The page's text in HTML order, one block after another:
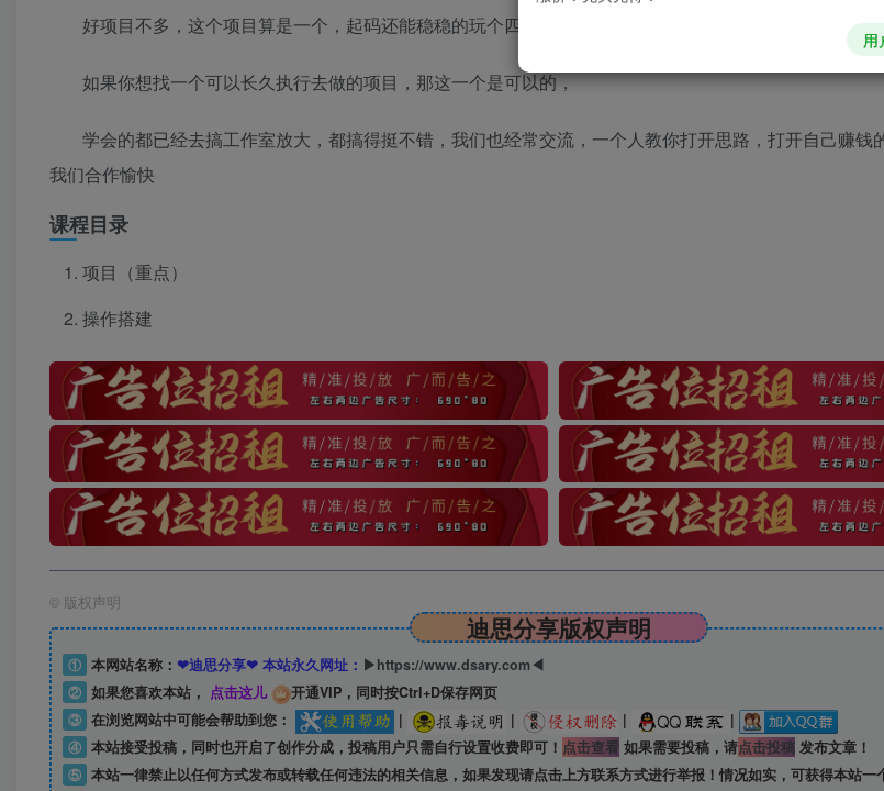
好项目不多，这个项目算是一个，起码还能稳稳的玩个四五年
如果你想找一个可以长久执行去做的项目，那这一个是可以的，
学会的都已经去搞工作室放大，都搞得挺不错，我们也经常交流，一个人教你打开思路，打开自己赚钱
我们合作愉快
课程目录
项目（重点）
操作搭建
© 版权声明
迪思分享版权声明
① 本网站名称： ❤迪思分享❤ 本站永久网址： ▶https://www.dsary.com◀
② 如果您喜欢本站， 点击这儿
开通VIP，同时按Ctrl+D保存网页
③ 在浏览网站中可能会帮助到您： | | |
|
④ 本站接受投稿，同时也开启了创作分成，投稿用户只需自行设置收费即可！ 点击查看如果需要投稿，请点击投稿发布文章！
⑤ 本站一律禁止以任何方式发布或转载任何违法的相关信息，如果发现请点击上方联系方式进行举报！情况如实，可获得本站一
用